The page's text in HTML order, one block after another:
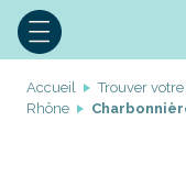
Accueil Trouver
Rhône